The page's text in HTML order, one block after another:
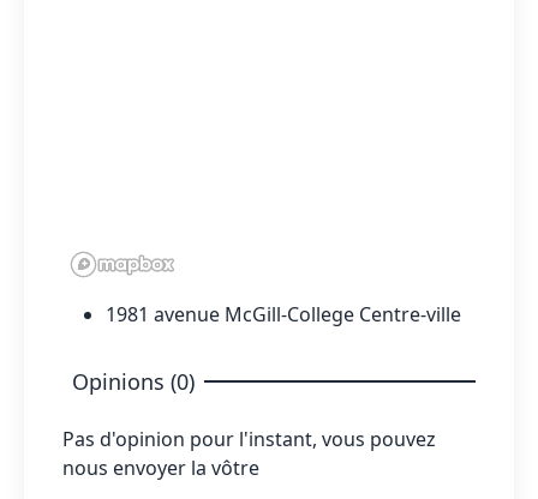
1981 avenue McGill-College Centre-ville
Opinions (0)
Pas d'opinion pour l'instant, vous pouvez
nous envoyer la vôtre